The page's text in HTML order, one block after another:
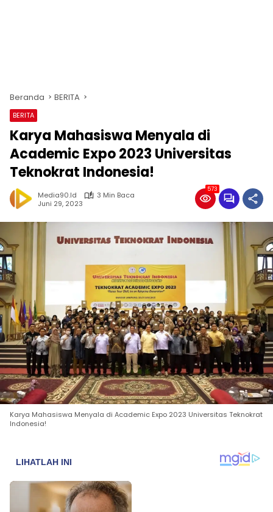
Beranda BERITA
BERITA
Karya Mahasiswa Menyala di
Academic Expo 2023 Universitas
Teknokrat Indonesia!
Media90.id
3 Min Baca
Juni 29, 2023
573
Karya Mahasiswa Menyala di Academic Expo 2023 Universitas Teknokrat
Indonesia!